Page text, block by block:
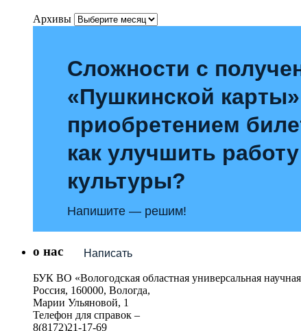
Архивы
Сложности с
«Пушкинской
приобретением
как улучшить
культуры?
Напишите — решим!
Написать
о нас
БУК ВО «Вологодская областная универсальная
Россия, 160000, Вологда,
Марии Ульяновой, 1
Телефон для справок –
8(8172)21-17-69